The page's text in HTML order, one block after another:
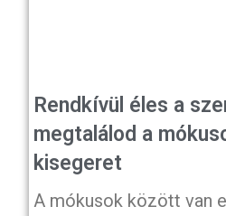
Rendkívül éles a
megtalálod a
kisegeret
A mókusok között van